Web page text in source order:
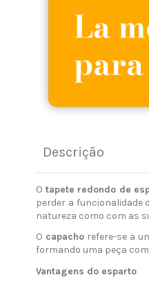
Descrição
O tapete redondo de
perder a funcionalidade
natureza como com as
O capacho refere-se a
formando uma peça
Vantagens do esparto